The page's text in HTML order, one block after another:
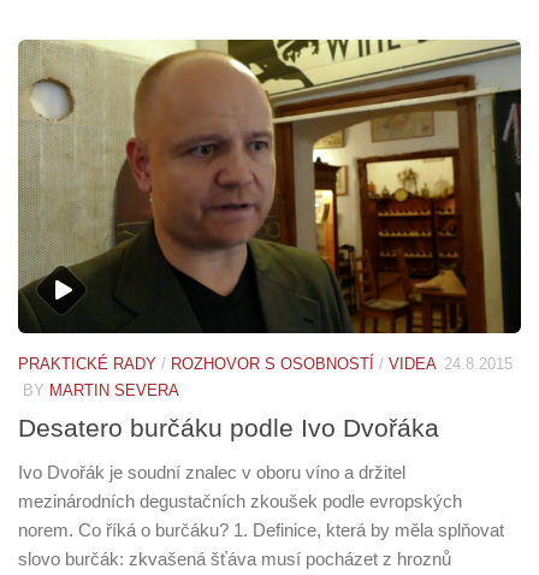
PRAKTICKÉ RADY / ROZHOVOR S OSOBNOSTÍ / VIDEA 24.8.2015
BY MARTIN SEVERA
Desatero burčáku podle Ivo Dvořáka
Ivo Dvořák je soudní znalec v oboru víno a držitel
mezinárodních degustačních zkoušek podle evropských
norem. Co říká o burčáku? 1. Definice, která by měla splňovat
slovo burčák: zkvašená šťáva musí pocházet z hroznů